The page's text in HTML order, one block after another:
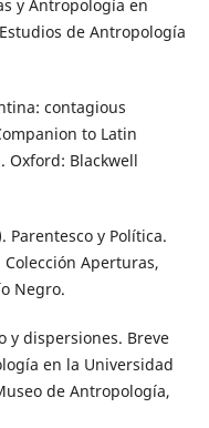
y Antropología en
de Antropología
contagious
to Latin
Oxford: Blackwell
Parentesco y Política.
Aperturas,
Negro.
y dispersiones. Breve
en la Universidad
de Antropología,